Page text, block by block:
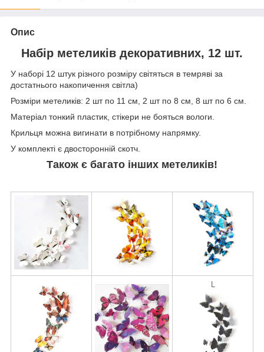
Опис
Набір метеликів декоративних, 12 шт.
У наборі 12 штук різного розміру світяться в темряві за
достатнього накопичення світла)
Розміри метеликів: 2 шт по 11 см, 2 шт по 8 см, 8 шт по 6 см.
Матеріал тонкий пластик, стікери не бояться вологи.
Крильця можна вигинати в потрібному напрямку.
У комплекті є двосторонній скотч.
Також є багато інших метеликів!
L